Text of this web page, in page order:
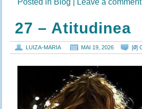
27 – Atitudinea
LUIZA-MARIA MAI 19, 2026 [0]